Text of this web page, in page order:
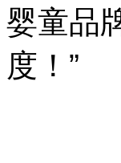
婴童品
度！”